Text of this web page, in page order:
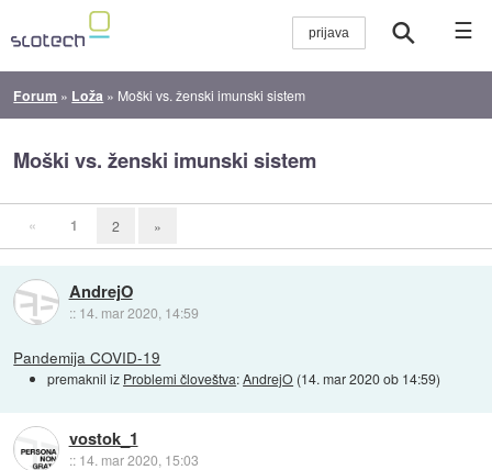
☰
Forum » Loža » Moški vs. ženski imunski sistem
Moški vs. ženski imunski sistem
« 1 2 »
AndrejO
:: 14. mar 2020, 14:59
Pandemija COVID-19
premaknil iz Problemi človeštva:AndrejO (14. mar 2020 ob 14:59)
vostok_1
:: 14. mar 2020, 15:03